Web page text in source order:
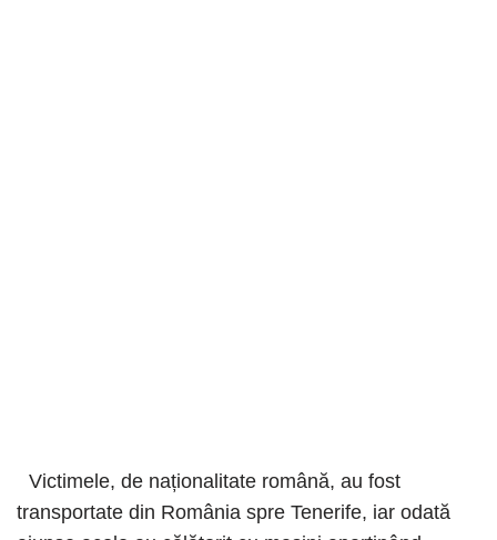
Victimele, de naționalitate română, au fost
transportate din România spre Tenerife, iar odată